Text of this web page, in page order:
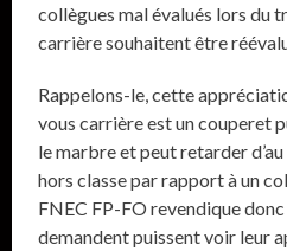
collègues mal évalués lors du
carrière souhaitent être
Rappelons-le, cette
vous carrière est un couperet
le marbre et peut retarder d’au
hors classe par rapport à un
FNEC FP-FO revendique
demandent puissent voir leur